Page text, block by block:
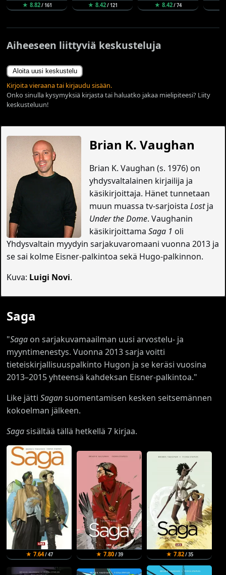
★ 8.82/ 161 ★ 8.42/ 121 ★ 8.42/ 74
Aiheeseen liittyviä keskusteluja
Aloita uusi keskustelu
Kirjoita vieraana tai kirjaudu sisään.
Onko sinulla kysymyksiä kirjasta tai haluatko jakaa mielipiteesi? Liity
keskusteluun!
Brian K. Vaughan
Brian K. Vaughan (s. 1976) on
yhdysvaltalainen kirjailija ja
käsikirjoittaja. Hänet tunnetaan
muun muassa tv-sarjoista Lostja
Under the Dome. Vaughanin
käsikirjoittama Saga 1 oli
Yhdysvaltain myydyin sarjakuvaromaani vuonna 2013 ja
se sai kolme Eisner-palkintoa sekä Hugo-palkinnon.
Kuva: Luigi Novi.
Saga
"Saga on sarjakuvamaailman uusi arvostelu- ja
myyntimenestys. Vuonna 2013 sarja voitti
tieteiskirjallisuuspalkinto Hugon ja se keräsi vuosina
2013–2015 yhteensä kahdeksan Eisner-palkintoa."
Like jättiSagansuomentamisen kesken seitsemännen
kokoelman jälkeen.
Sagasisältää tällä hetkellä 7 kirjaa.
★ 7.64/ 47 ★ 7.80/ 39 ★ 7.82/ 35